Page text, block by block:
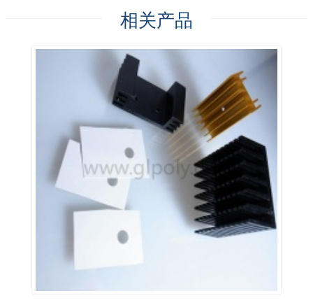
相关产品